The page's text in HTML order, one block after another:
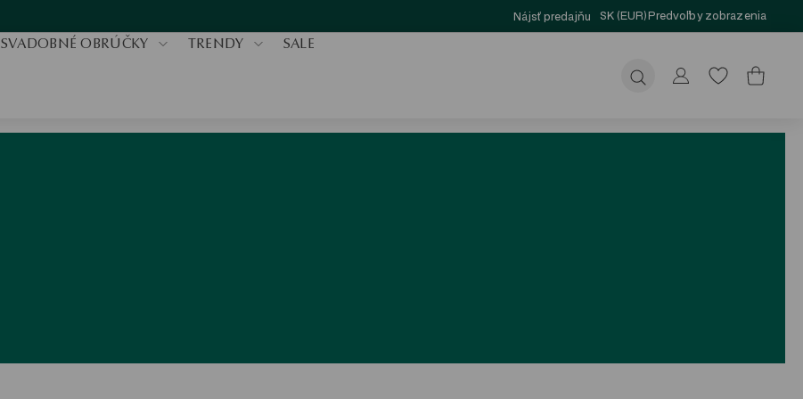
Nájsť predajňu SK (EUR)Predvoľby zobrazenia
SVADOBNÉ OBRÚČKY TRENDY SALE
Odoslať